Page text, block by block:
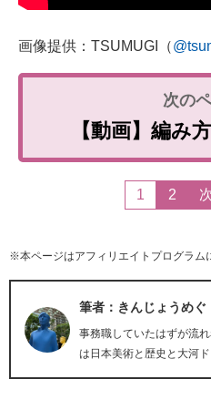
画像提供：TSUMUGI（
【動画】編み
1 2
※本ページはアフィリエイトプログラム
筆者：きんじょうめぐ
事務職していたはずが流
は日本美術と歴史と大河ド